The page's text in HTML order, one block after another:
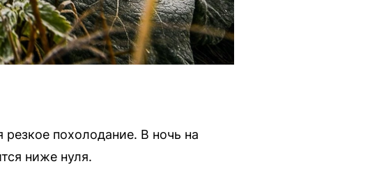
похолодание. В ночь на
ниже нуля.